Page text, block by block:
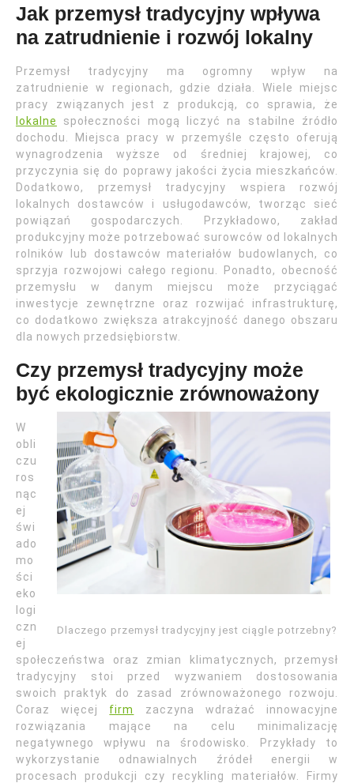
Jak przemysł tradycyjny wpływa
na zatrudnienie i rozwój lokalny
Przemysł tradycyjny ma ogromny wpływ na
zatrudnienie w regionach, gdzie działa. Wiele miejsc
pracy związanych jest z produkcją, co sprawia, że
lokalne
społeczności mogą liczyć na stabilne źródło
dochodu. Miejsca pracy w przemyśle często oferują
wynagrodzenia wyższe od średniej krajowej, co
przyczynia się do poprawy jakości życia mieszkańców.
Dodatkowo, przemysł tradycyjny wspiera rozwój
lokalnych dostawców i usługodawców, tworząc sieć
powiązań gospodarczych. Przykładowo, zakład
produkcyjny może potrzebować surowców od lokalnych
rolników lub dostawców materiałów budowlanych, co
sprzyja rozwojowi całego regionu. Ponadto, obecność
przemysłu w danym miejscu może przyciągać
inwestycje zewnętrzne oraz rozwijać infrastrukturę,
co dodatkowo zwiększa atrakcyjność danego obszaru
dla nowych przedsiębiorstw.
Czy przemysł tradycyjny może
być ekologicznie zrównoważony
Dlaczego przemysł tradycyjny jest ciągle potrzebny?
W
obli
czu
ros
nąc
ej
świ
ado
mo
ści
eko
logi
czn
ej
społeczeństwa oraz zmian klimatycznych, przemysł
tradycyjny stoi przed wyzwaniem dostosowania
swoich praktyk do zasad zrównoważonego rozwoju.
Coraz więcej firm
zaczyna wdrażać innowacyjne
rozwiązania mające na celu minimalizację
negatywnego wpływu na środowisko. Przykłady to
wykorzystanie odnawialnych źródeł energii w
procesach produkcji czy recykling materiałów. Firmy